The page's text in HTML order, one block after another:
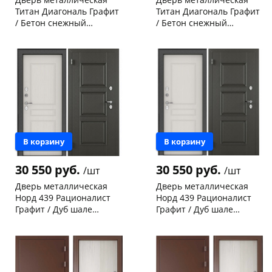
Титан Диагональ Графит
/ Бетон снежный
склад
шт
Чернышевского,
шт
Титан Диагональ Графит
/ Бетон снежный
Код товара
463751
В корзину
30 550 руб. /шт
Дверь металлическая
Норд 439 Рационалист
Графит / Дуб шале
склад
шт
1 шт
В корзину
30 550 руб. /шт
Дверь металлическая
Норд 439 Рационалист
Графит / Дуб шале
147а
шт
124736